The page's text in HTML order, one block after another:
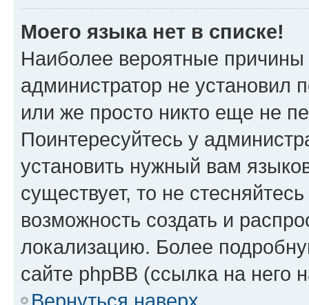
Моего языка нет в списке!
Наиболее вероятные причины
администратор не установил
или же просто никто еще не
Поинтересуйтесь у
установить нужный вам
существует, то не
возможность создать и
локализацию. Более
сайте phpBB (ссылка на него
Вернуться наверх